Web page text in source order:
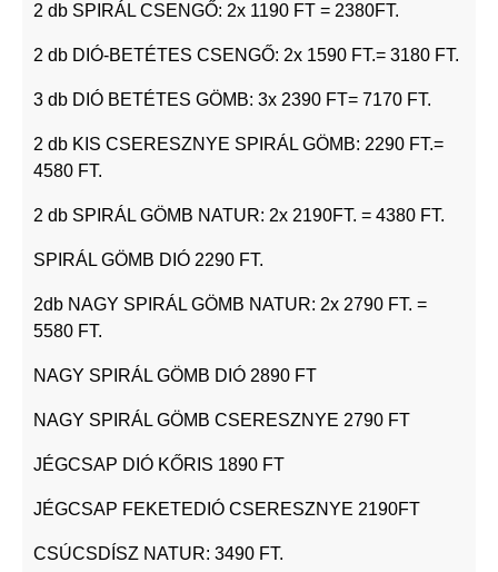
2 db SPIRÁL CSENGŐ: 2x 1190 FT = 2380FT.
2 db DIÓ-BETÉTES CSENGŐ: 2x 1590 FT.= 3180 FT.
3 db DIÓ BETÉTES GÖMB: 3x 2390 FT= 7170 FT.
2 db KIS CSERESZNYE SPIRÁL GÖMB: 2290 FT.=
4580 FT.
2 db SPIRÁL GÖMB NATUR: 2x 2190FT. = 4380 FT.
SPIRÁL GÖMB DIÓ 2290 FT.
2db NAGY SPIRÁL GÖMB NATUR: 2x 2790 FT. =
5580 FT.
NAGY SPIRÁL GÖMB DIÓ 2890 FT
NAGY SPIRÁL GÖMB CSERESZNYE 2790 FT
JÉGCSAP DIÓ KŐRIS 1890 FT
JÉGCSAP FEKETEDIÓ CSERESZNYE 2190FT
CSÚCSDÍSZ NATUR: 3490 FT.